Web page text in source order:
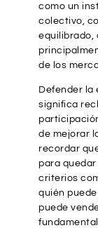
como un
colectivo,
equilibrado,
de los
Defender la
significa
de mejorar
recordar
para
criterios
quién
puede